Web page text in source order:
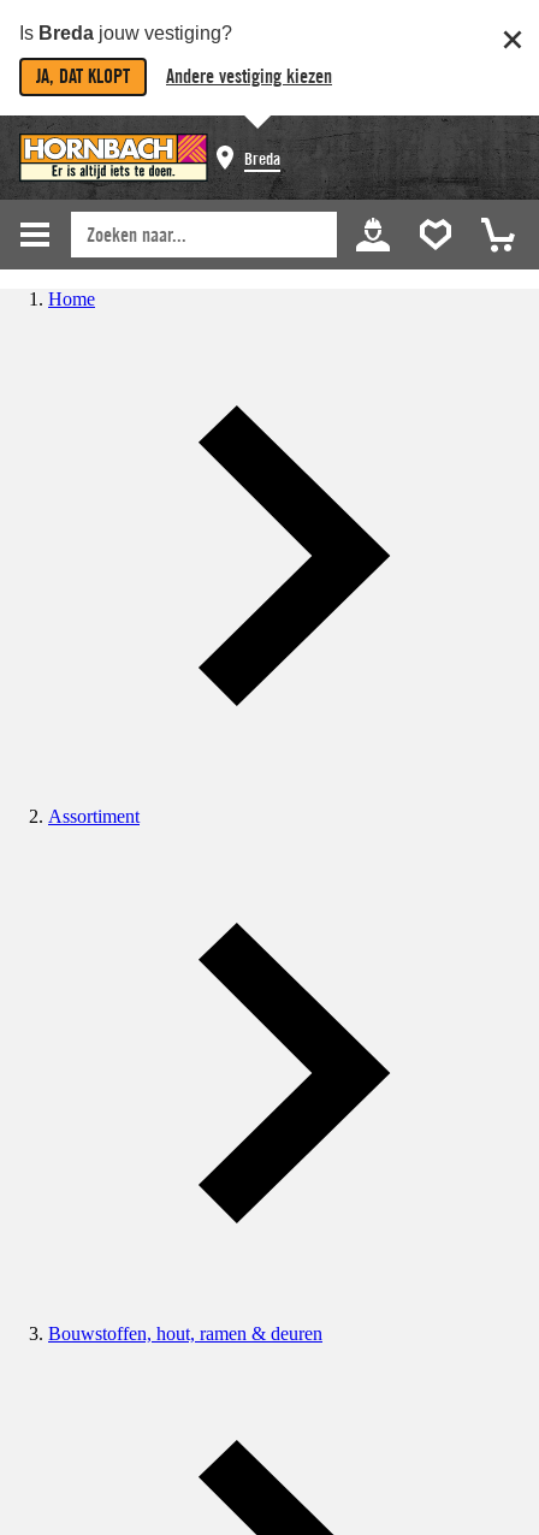
Is Breda jouw vestiging?
JA, DAT KLOPT Andere vestiging kiezen
Breda
Home
Assortiment
Bouwstoffen, hout, ramen & deuren